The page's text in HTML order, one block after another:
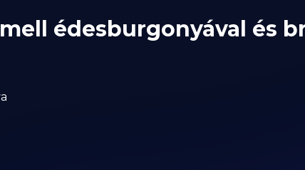
édesburgonyával és